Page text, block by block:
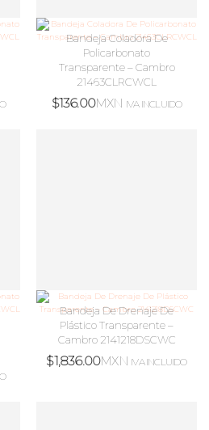
Bandeja Coladora De
Policarbonato
Transparente – Cambro
21463CLRCWCL
$136.00MXN IVA INCLUIDO
Bandeja De Drenaje De
Plástico Transparente –
Cambro 2141218DSCWC
$1,836.00MXN IVA INCLUIDO